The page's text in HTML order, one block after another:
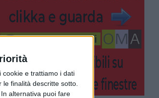
cookie e trattiamo i dati
finalità descritte sotto.
alternativa puoi fare